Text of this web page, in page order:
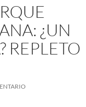
¿UN
REPLETO